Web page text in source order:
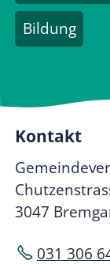
Bildung
Kontakt
3047
031 306